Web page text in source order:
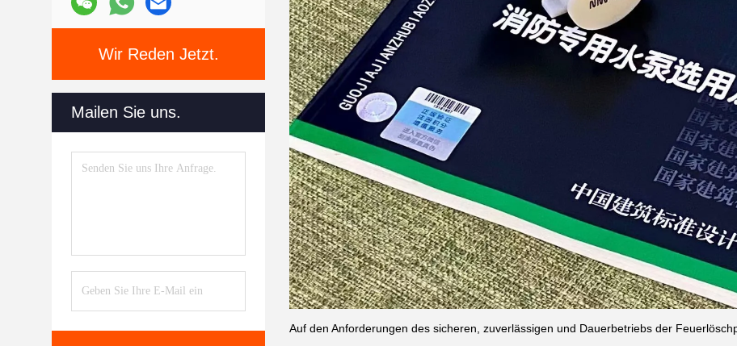
Wir Reden Jetzt.
Mailen Sie uns.
Auf den Anforderungen des sicheren, zuverlässigen und Dauerbetriebs der